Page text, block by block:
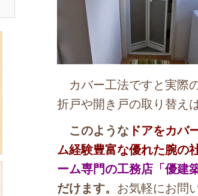
カバー工法ですと実際
折戸や開き戸の取り替え
このような ドアをカバ
ム経験豊富な優れた腕の
ーム専門の工務店「優建
だけます。 お気軽にお問